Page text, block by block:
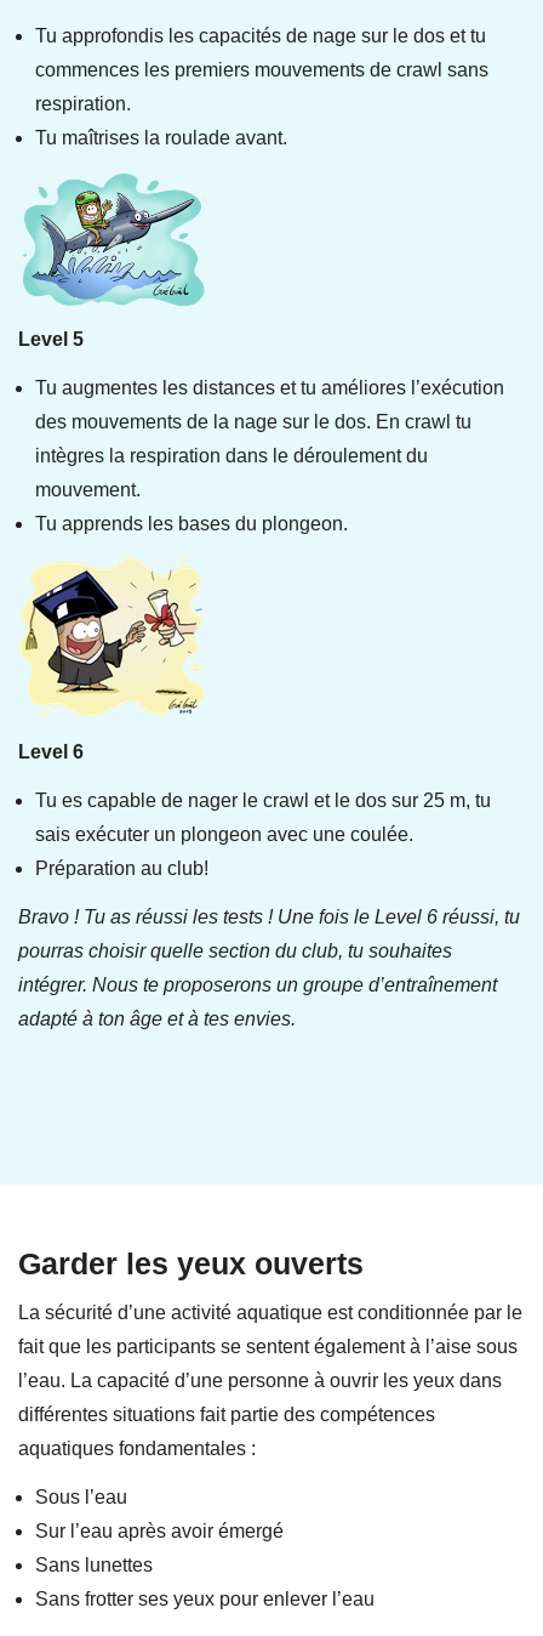
Tu approfondis les capacités de nage sur le dos et tu
commences les premiers mouvements de crawl sans
respiration.
Tu maîtrises la roulade avant.
Level 5
Tu augmentes les distances et tu améliores l’exécution
des mouvements de la nage sur le dos. En crawl tu
intègres la respiration dans le déroulement du
mouvement.
Tu apprends les bases du plongeon.
Level 6
Tu es capable de nager le crawl et le dos sur 25 m, tu
sais exécuter un plongeon avec une coulée.
Préparation au club!
Bravo ! Tu as réussi les tests ! Une fois le Level 6 réussi, tu
pourras choisir quelle section du club, tu souhaites
intégrer. Nous te proposerons un groupe d’entraînement
adapté à ton âge et à tes envies.
Garder les yeux ouverts
La sécurité d’une activité aquatique est conditionnée par le
fait que les participants se sentent également à l’aise sous
l’eau. La capacité d’une personne à ouvrir les yeux dans
différentes situations fait partie des compétences
aquatiques fondamentales :
Sous l’eau
Sur l’eau après avoir émergé
Sans lunettes
Sans frotter ses yeux pour enlever l’eau